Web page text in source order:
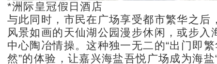
*洲际皇冠假日酒店
与此同时，市民在广场享受都市繁华之后
风景如画的天仙湖公园漫步休闲，或步入
中心陶冶情操。这种独一无二的“出门即
然”的体验，让嘉兴海盐吾悦广场成为海盐